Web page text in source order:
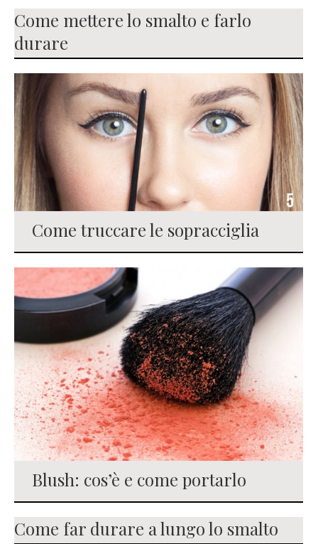
Come mettere lo smalto e farlo
durare
Come truccare le sopracciglia
Blush: cos’è e come portarlo
Come far durare a lungo lo smalto